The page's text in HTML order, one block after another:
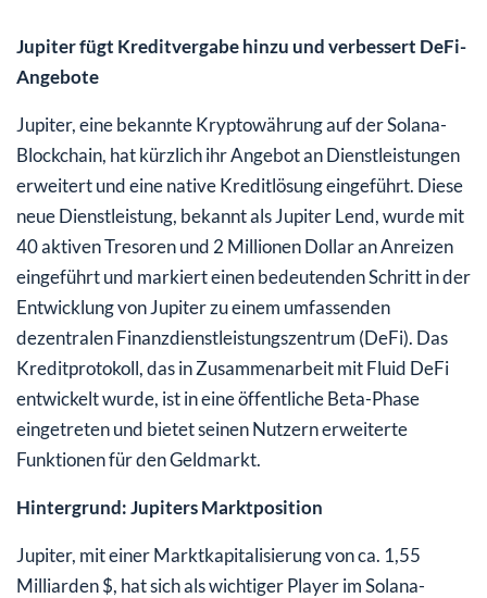
Jupiter fügt Kreditvergabe hinzu und verbessert DeFi-
Angebote
Jupiter, eine bekannte Kryptowährung auf der Solana-
Blockchain, hat kürzlich ihr Angebot an Dienstleistungen
erweitert und eine native Kreditlösung eingeführt. Diese
neue Dienstleistung, bekannt als Jupiter Lend, wurde mit
40 aktiven Tresoren und 2 Millionen Dollar an Anreizen
eingeführt und markiert einen bedeutenden Schritt in der
Entwicklung von Jupiter zu einem umfassenden
dezentralen Finanzdienstleistungszentrum (DeFi). Das
Kreditprotokoll, das in Zusammenarbeit mit Fluid DeFi
entwickelt wurde, ist in eine öffentliche Beta-Phase
eingetreten und bietet seinen Nutzern erweiterte
Funktionen für den Geldmarkt.
Hintergrund: Jupiters Marktposition
Jupiter, mit einer Marktkapitalisierung von ca. 1,55
Milliarden $, hat sich als wichtiger Player im Solana-